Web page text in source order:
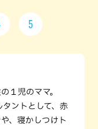
5
１児のママ。
タントとして、赤
、寝かしつけト